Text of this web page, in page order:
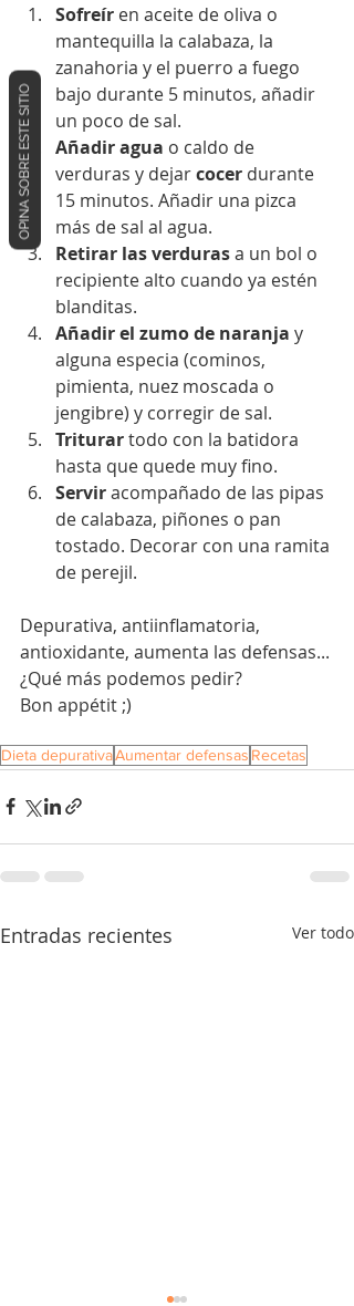
Sofreír en aceite de oliva o
mantequilla la calabaza, la
zanahoria y el puerro a fuego
bajo durante 5 minutos, añadir
un poco de sal.
Añadir agua o caldo de
verduras y dejar cocer durante
15 minutos. Añadir una pizca
más de sal al agua.
Retirar las verduras a un bol o
recipiente alto cuando ya estén
blanditas.
Añadir el zumo de naranja y
alguna especia (cominos,
pimienta, nuez moscada o
jengibre) y corregir de sal.
Triturar todo con la batidora
hasta que quede muy fino.
Servir acompañado de las pipas
de calabaza, piñones o pan
tostado. Decorar con una ramita
de perejil.
Depurativa, antiinflamatoria,
antioxidante, aumenta las defensas...
¿Qué más podemos pedir?
Bon appétit ;)
Dieta depurativaAumentar defensas Recetas
Entradas recientes Ver todo
OPINA SOBRE ESTE SITIO